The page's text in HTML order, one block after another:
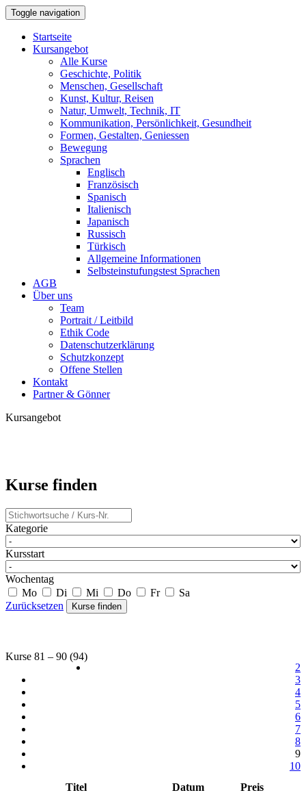
Toggle navigation
Startseite
Kursangebot
Alle Kurse
Geschichte, Politik
Menschen, Gesellschaft
Kunst, Kultur, Reisen
Natur, Umwelt, Technik, IT
Kommunikation, Persönlichkeit, Gesundheit
Formen, Gestalten, Geniessen
Bewegung
Sprachen
Englisch
Französisch
Spanisch
Italienisch
Japanisch
Russisch
Türkisch
Allgemeine Informationen
Selbsteinstufungstest Sprachen
AGB
Über uns
Team
Portrait / Leitbild
Ethik Code
Datenschutzerklärung
Schutzkonzept
Offene Stellen
Kontakt
Partner & Gönner
Kursangebot
Kurse finden
Kategorie
Kursstart
Wochentag
Mo
Di Mi Do Fr
Sa
Zurücksetzen
Kurse 81 – 90 (94)
2
3
4
5
6
7
8
9
10
Titel
Datum Preis